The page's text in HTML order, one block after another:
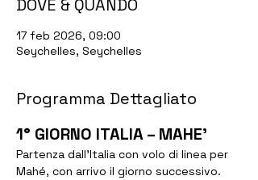
DOVE & QUANDO
17 feb 2026, 09:00
Seychelles, Seychelles
Programma Dettagliato
1° GIORNO ITALIA – MAHE’
Partenza dall’Italia con volo di linea per
Mahé, con arrivo il giorno successivo.